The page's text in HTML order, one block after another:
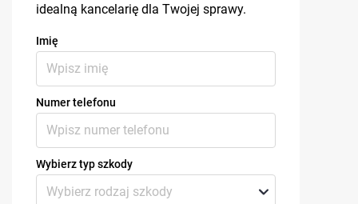
idealną kancelarię dla Twojej sprawy.
Imię
Numer telefonu
Wybierz typ szkody